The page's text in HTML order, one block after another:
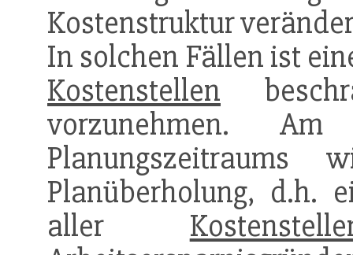
Kostenstruktur
In solchen Fällen ist
Kostenstellen
vorzunehmen.
Planüberholung, d.h.
aller